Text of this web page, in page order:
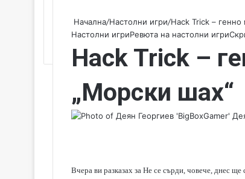
Начална/Настолни игри/Hack Trick –
Настолни игриРевюта на настолни игри
Hack Trick –
„Морски шах“
Вчера ви разказах за Не се сърди, човече, днес